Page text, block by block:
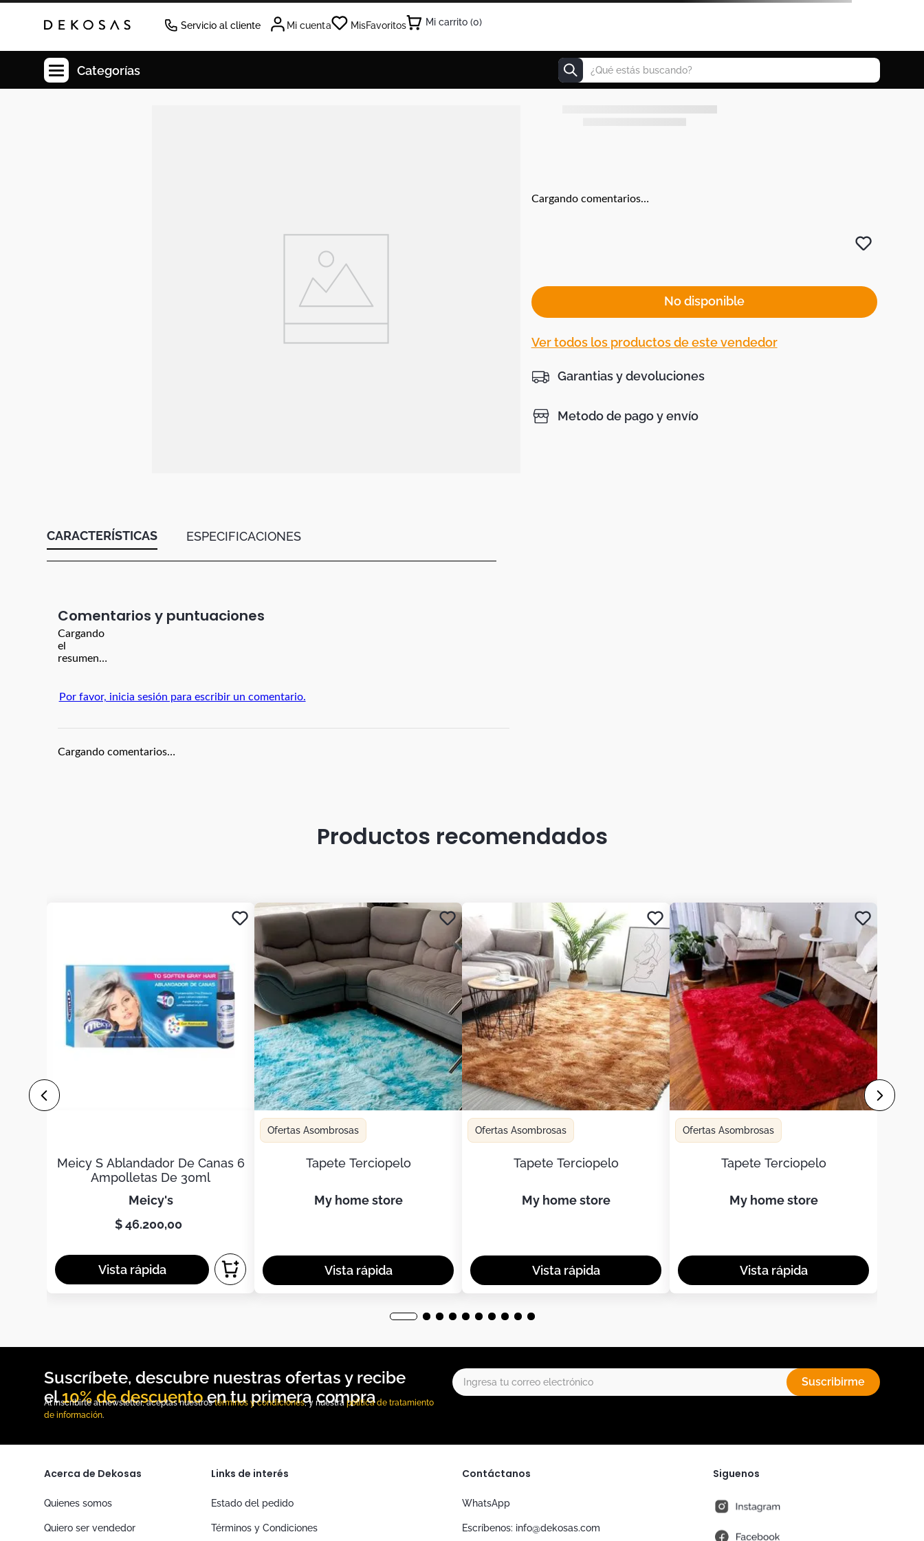
Servicio al cliente Mi cuenta MisFavoritos 0
Categorías ¿Qué estás buscando?
CARACTERÍSTICAS ESPECIFICACIONES
Comentarios
Cargando
el
resumen…
Por favor, inicia sesión para escribir un comentario.
Cargando comentarios…
Cargando comentarios…
No disponible
Ver todos los productos de este vendedor
Garantias y devoluciones
Metodo de pago y envío
Productos recomendados
Meicy S Ablandador De Canas 6
Ampolletas De 30ml
meicy's
$ 46.200,00
Ofertas Asombrosas
Tapete Terciopelo
my home store
Ofertas Asombrosas
Tapete Terciopelo
my home store
Ofertas Asombrosas
Tapete Terciopelo
my home store
10% de descuento
Suscribirme
Al inscribirte al newsletter, aceptas nuestrostérminos y condiciones, y nuestra política de tratamiento
de información.
Acerca de Dekosas
Quienes somos
Quiero ser vendedor
Links de interés
Estado del pedido
Términos y Condiciones
Contáctanos
WhatsApp
Escríbenos: info@dekosas.com
Siguenos
instagram
fb